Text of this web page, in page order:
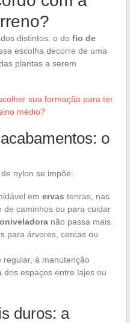
distintos: o do fio de
escolha decorre de uma
plantas a serem
sua formação para ter
médio?
o
nylon se impõe:
em ervas tenras, nas
de caminhos ou para cuidar
não passa mais.
para árvores, cercas ou
regular, à manutenção
espaços entre lajes ou
duros: a